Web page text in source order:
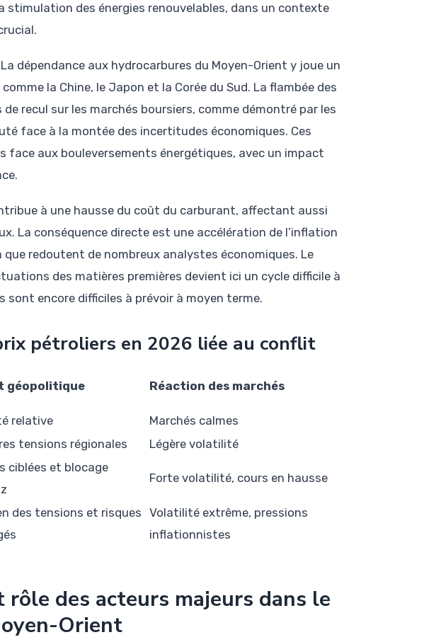
stimulation des énergies renouvelables, dans un contexte
dépendance aux hydrocarbures du Moyen-Orient y joue un
la Chine, le Japon et la Corée du Sud. La flambée des
recul sur les marchés boursiers, comme démontré par les
face à la montée des incertitudes économiques. Ces
aux bouleversements énergétiques, avec un impact
à une hausse du coût du carburant, affectant aussi
La conséquence directe est une accélération de l’inflation
redoutent de nombreux analystes économiques. Le
des matières premières devient ici un cycle difficile à
encore difficiles à prévoir à moyen terme.
pétroliers en 2026 liée au conflit
géopolitique Réaction des marchés
relative
Marchés calmes
tensions régionales Légère volatilité
ciblées et blocage
Forte volatilité, cours en hausse
des tensions et risques Volatilité extrême, pressions
inflationnistes
des acteurs majeurs dans le
Orient